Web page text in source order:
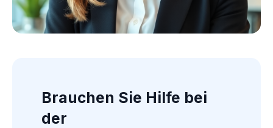
Brauchen Sie Hilfe bei
der